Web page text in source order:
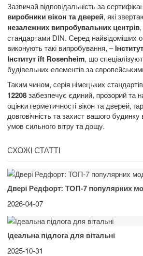
Зазвичай відповідальність за
виробники вікон та дверей, які
незалежних випробувальних центрів
стандартами DIN. Серед найвідоміших
виконують такі випробування, –
Інститут ift Rosenheim, що
будівельних елементів за
Таким чином, серія німецьких стандартів
12208забезпечує єдиний, прозорий та
оцінки герметичності вікон та дверей,
довговічність та захист вашого будинку
умов сильного вітру та дощу.
СХОЖІ СТАТТІ
Двері Редфорт: ТОП-7 популярних
2026-04-07
Ідеальна підлога для вітальні
2025-10-31